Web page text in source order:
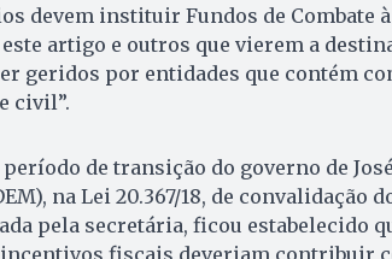
devem instituir Fundos de Combate
artigo e outros que vierem a
geridos por entidades que contém
civil”.
de transição do governo de
na Lei 20.367/18, de convalidação
pela secretária, ficou estabelecido
fiscais deveriam contribuir